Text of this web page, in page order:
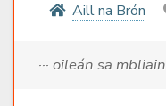
Aill na Brón
··· oileán sa mbliain